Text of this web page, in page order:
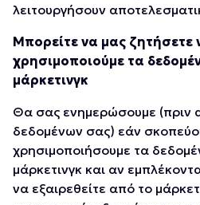
λειτουργήσουν
Μπορείτε να μας ζητήσετε
χρησιμοποιούμε τα
μάρκετινγκ
Θα σας ενημερώσουμε (πριν
δεδομένων σας) εάν
χρησιμοποιήσουμε τα
μάρκετινγκ και αν
να εξαιρεθείτε από το